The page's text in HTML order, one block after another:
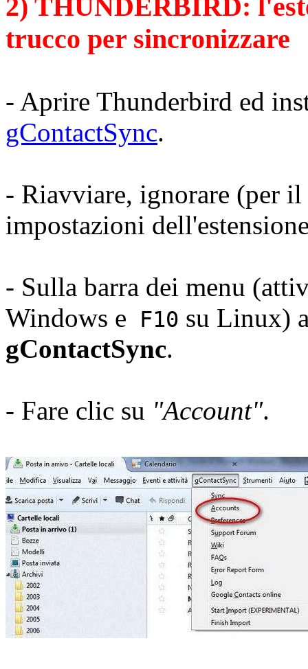
2) THUNDERBIRD:
trucco per sincronizzare
- Aprire Thunderbird ed
gContactSync.
- Riavviare, ignorare (per
impostazioni
- Sulla barra dei menu
Windows e F10 su Linux)
gContactSync.
- Fare clic su "Account".